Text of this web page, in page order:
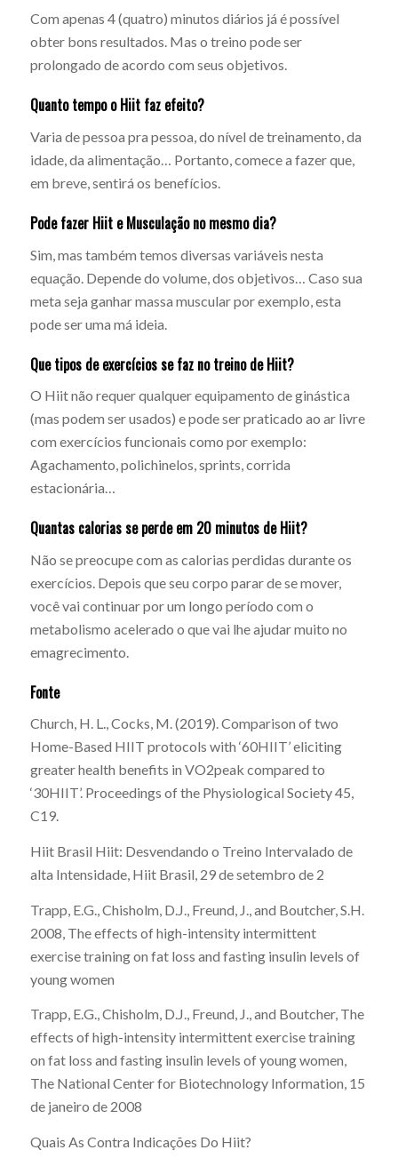
Com apenas 4 (quatro) minutos diários já é possível
obter bons resultados. Mas o treino pode ser
prolongado de acordo com seus objetivos.
Quanto tempo o Hiit faz efeito?
Varia de pessoa pra pessoa, do nível de treinamento, da
idade, da alimentação… Portanto, comece a fazer que,
em breve, sentirá os benefícios.
Pode fazer Hiit e Musculação no mesmo dia?
Sim, mas também temos diversas variáveis nesta
equação. Depende do volume, dos objetivos… Caso sua
meta seja ganhar massa muscular por exemplo, esta
pode ser uma má ideia.
Que tipos de exercícios se faz no treino de Hiit?
O Hiit não requer qualquer equipamento de ginástica
(mas podem ser usados) e pode ser praticado ao ar livre
com exercícios funcionais como por exemplo:
Agachamento, polichinelos, sprints, corrida
estacionária…
Quantas calorias se perde em 20 minutos de Hiit?
Não se preocupe com as calorias perdidas durante os
exercícios. Depois que seu corpo parar de se mover,
você vai continuar por um longo período com o
metabolismo acelerado o que vai lhe ajudar muito no
emagrecimento.
Fonte
Church, H. L., Cocks, M. (2019). Comparison of two
Home-Based HIIT protocols with ‘60HIIT’ eliciting
greater health benefits in VO2peak compared to
‘30HIIT’. Proceedings of the Physiological Society 45,
C19.
Hiit Brasil Hiit: Desvendando o Treino Intervalado de
alta Intensidade, Hiit Brasil, 29 de setembro de 2
Trapp, E.G., Chisholm, D.J., Freund, J., and Boutcher, S.H.
2008, The effects of high-intensity intermittent
exercise training on fat loss and fasting insulin levels of
young women
Trapp, E.G., Chisholm, D.J., Freund, J., and Boutcher, The
effects of high-intensity intermittent exercise training
on fat loss and fasting insulin levels of young women,
The National Center for Biotechnology Information, 15
de janeiro de 2008
Quais As Contra Indicações Do Hiit?